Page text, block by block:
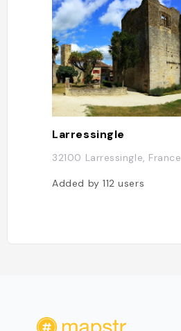
Larressingle
32100 Larressingle, France
Added by112users